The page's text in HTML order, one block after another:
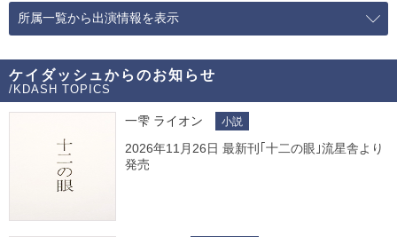
所属一覧から出演情報を表示
ケイダッシュからのお知らせ
/KDASH TOPICS
一雫 ライオン 小説
2026年11月26日 最新刊｢十二の眼｣流星舎より
発売